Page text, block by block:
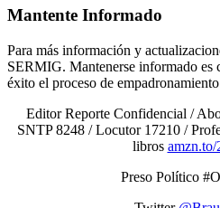
Mantente Informado
Para más información y
SERMIG. Mantenerse informado es
éxito el proceso de
Editor Reporte Confidencial /
SNTP 8248 / Locutor 17210 /
libros
Preso Político